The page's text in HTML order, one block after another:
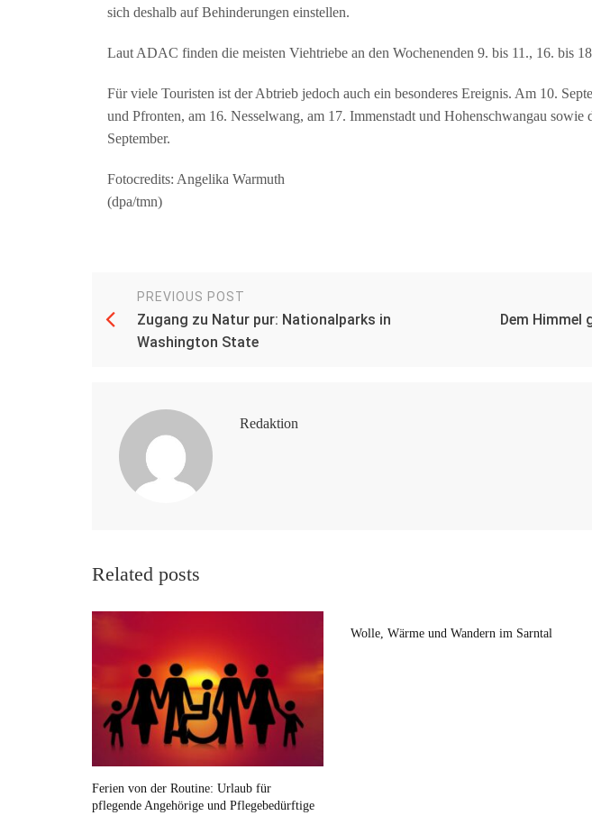
sich deshalb auf Behinderungen einstellen.
Laut ADAC finden die meisten Viehtriebe an den Wochenenden 9. bis 11., 16. bis
Für viele Touristen ist der Abtrieb jedoch auch ein besonderes Ereignis. Am 10.
und Pfronten, am 16. Nesselwang, am 17. Immenstadt und Hohenschwangau sowie
September.
Fotocredits: Angelika Warmuth
(dpa/tmn)
PREVIOUS POST
Zugang zu Natur pur: Nationalparks in
Washington State
Dem Himmel
Redaktion
Related posts
Ferien von der Routine: Urlaub für
pflegende Angehörige und Pflegebedürftige
Wolle, Wärme und Wandern im Sarntal